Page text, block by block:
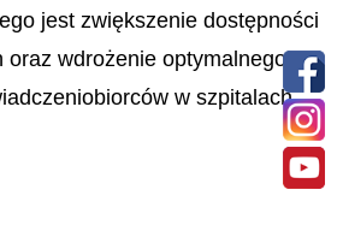
jest zwiększenie dostępności
oraz wdrożenie optymalnego
w szpitalach.